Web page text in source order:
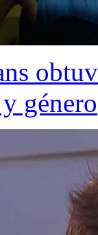
género